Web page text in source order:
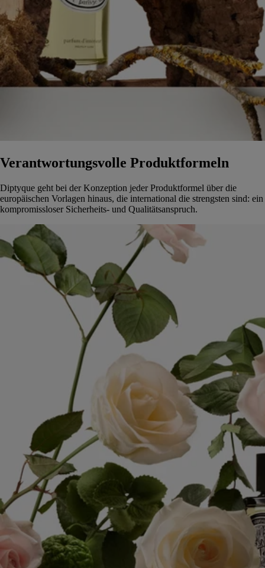
Verantwortungsvolle Produktformeln
Diptyque geht bei der Konzeption jeder Produktformel über die
europäischen Vorlagen hinaus, die international die strengsten sind: ein
kompromissloser Sicherheits- und Qualitätsanspruch.